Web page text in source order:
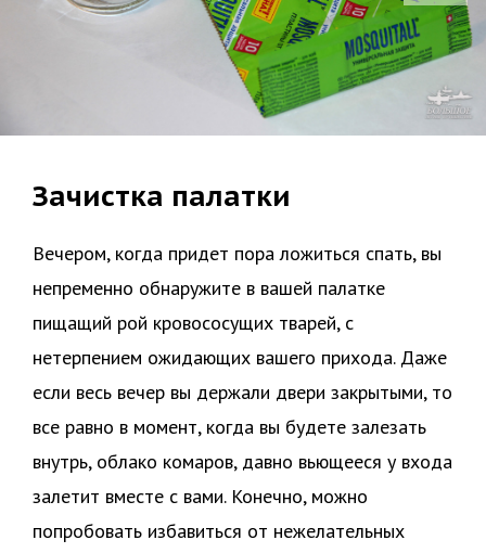
Зачистка палатки
Вечером, когда придет пора ложиться спать, вы
непременно обнаружите в вашей палатке
пищащий рой кровососущих тварей, с
нетерпением ожидающих вашего прихода. Даже
если весь вечер вы держали двери закрытыми, то
все равно в момент, когда вы будете залезать
внутрь, облако комаров, давно вьющееся у входа
залетит вместе с вами. Конечно, можно
попробовать избавиться от нежелательных